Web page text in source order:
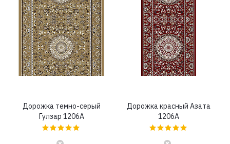
Дорожка темно-серый
Гулзар 1206A
Дорожка красный Азата
1206A